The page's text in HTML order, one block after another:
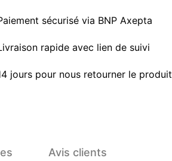
sécurisé via BNP Axepta
rapide avec lien de suivi
jours pour nous retourner le produit
Avis clients